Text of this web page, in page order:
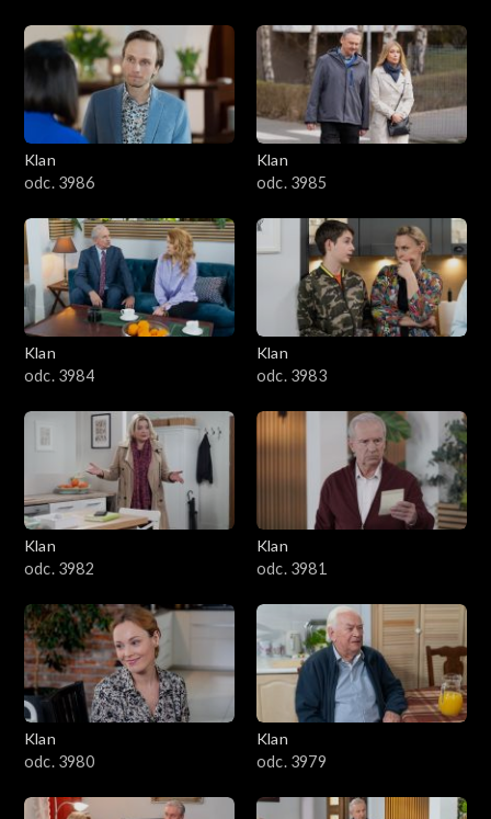
2201–2300
2101–2200
2001–2100
1901–2000
1801–1900
1701–1800
1601–1700
1501–1600
1401–1500
1301–1400
1201–1300
1101–1200
1001–1100
901–1000
801–900
Klan
odc. 3986
Klan
odc. 3985
Klan
odc. 3984
Klan
odc. 3983
Klan
odc. 3982
Klan
odc. 3981
Klan
odc. 3980
Klan
odc. 3979